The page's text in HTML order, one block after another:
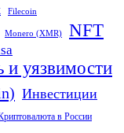
Filecoin
Monero (XMR) NFT
и уязвимости
Инвестиции
в России